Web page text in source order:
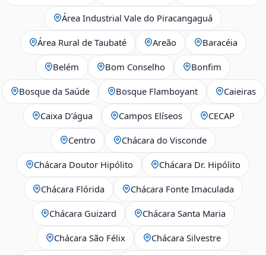
Área Industrial Vale do Piracangaguá
Área Rural de Taubaté Areão Baracéia
Belém Bom Conselho Bonfim
Bosque da Saúde Bosque Flamboyant Caieiras
Caixa D’água Campos Elíseos CECAP
Centro Chácara do Visconde
Chácara Doutor Hipólito Chácara Dr. Hipólito
Chácara Flórida Chácara Fonte Imaculada
Chácara Guizard Chácara Santa Maria
Chácara São Félix Chácara Silvestre